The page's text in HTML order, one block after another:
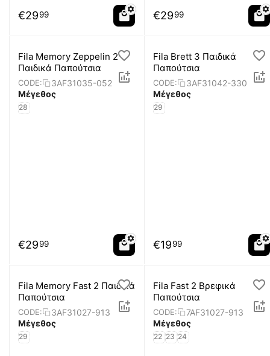
€2999 €2999
Fila Memory Zeppelin 2
Παιδικά Παπούτσια
CODE:
3AF31035-052
Μέγεθος
28
€2999
Fila Brett 3 Παιδικά
Παπούτσια
CODE:
3AF31042-330
Μέγεθος
29
€1999
Fila Memory Fast 2 Παιδικά
Παπούτσια
CODE:
3AF31027-913
Μέγεθος
29
Fila Fast 2 Βρεφικά
Παπούτσια
CODE:
7AF31027-913
Μέγεθος
22 23 24